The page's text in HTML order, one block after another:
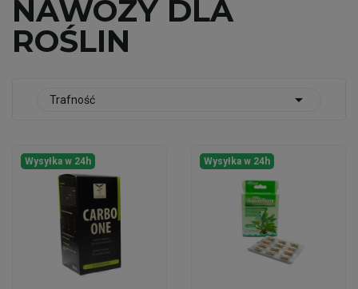
NAWOZY DLA
ROŚLIN
Trafność 
Wysyłka w 24h Wysyłka w 24h